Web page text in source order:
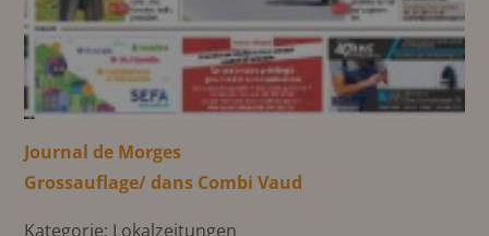
Journal de Morges
Grossauflage/ dans Combi Vaud
Kategorie: Lokalzeitungen